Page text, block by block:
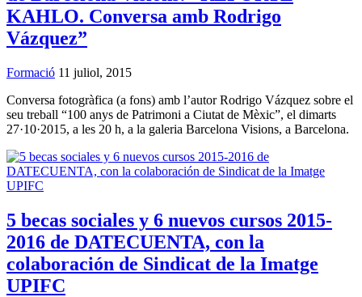
KAHLO. Conversa amb Rodrigo
Vázquez”
Formació 11 juliol, 2015
Conversa fotogràfica (a fons) amb l’autor Rodrigo Vázquez sobre el
seu treball “100 anys de Patrimoni a Ciutat de Mèxic”, el dimarts
27·10·2015, a les 20 h, a la galeria Barcelona Visions, a Barcelona.
5 becas sociales y 6 nuevos cursos 2015-
2016 de DATECUENTA, con la
colaboración de Sindicat de la Imatge
UPIFC